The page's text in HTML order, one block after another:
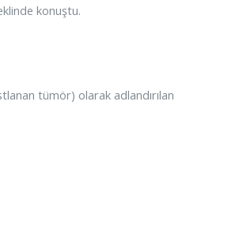
konuştu.
tümör) olarak adlandırılan